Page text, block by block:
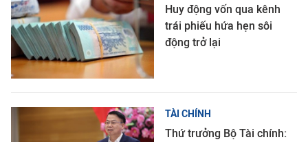
Huy động vốn qua kênh
trái phiếu hứa hẹn sôi
động trở lại
TÀI CHÍNH
Thứ trưởng Bộ Tài chính: